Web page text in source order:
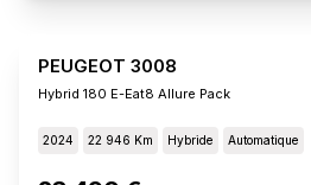
PEUGEOT 3008
Hybrid 180 E-Eat8 Allure Pack
2024 22 946 Km Hybride Automatique